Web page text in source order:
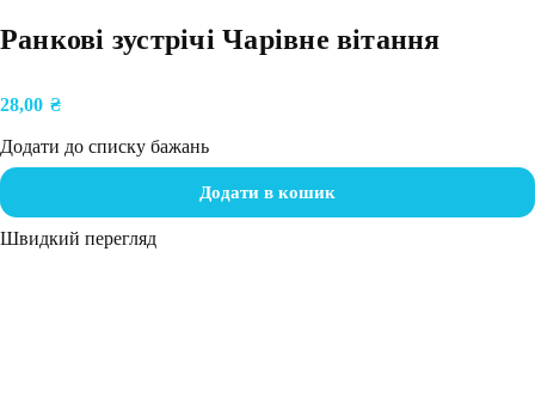
Ранкові зустрічі Чарівне вітання
28,00 ₴
Додати до списку бажань
Додати в кошик
Швидкий перегляд